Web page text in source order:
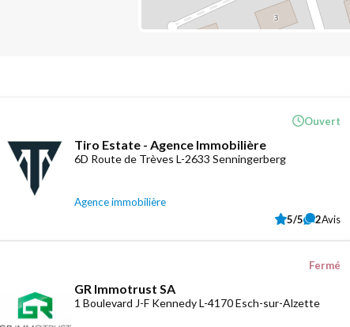
Tiro Estate - Agence Immobilière
6D Route de Trèves L-2633 Senningerberg
Agence immobilière
Ouvert
5/5 2Avis
GR Immotrust SA
1 Boulevard J-F Kennedy L-4170 Esch-sur-Alzette
Fermé